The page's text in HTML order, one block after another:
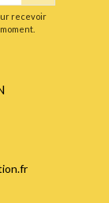
recevoir